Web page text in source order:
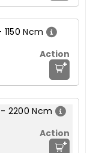
Ncm
+
2200 Ncm
+